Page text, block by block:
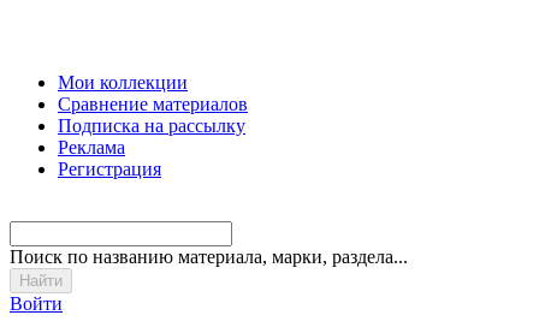
Мои коллекции
Сравнение материалов
Подписка на рассылку
Реклама
Регистрация
Поиск по названию материала, марки, раздела...
Войти